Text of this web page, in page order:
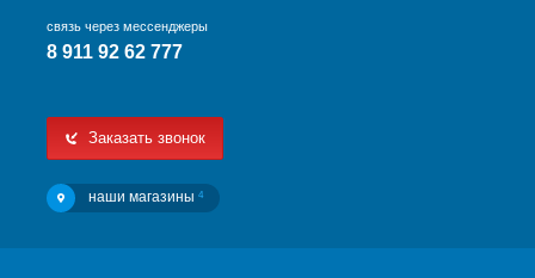
связь через мессенджеры
8 911 92 62 777
Заказать звонок
наши магазины 4